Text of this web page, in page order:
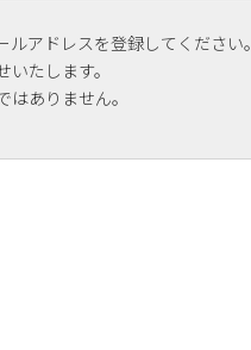
アドレスを登録してください。
たします。
ありません。